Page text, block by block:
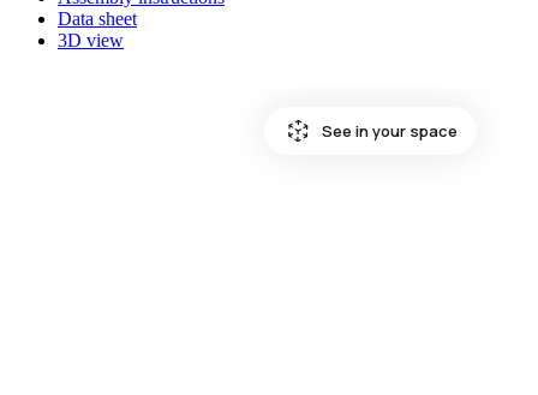
Data sheet
3D view